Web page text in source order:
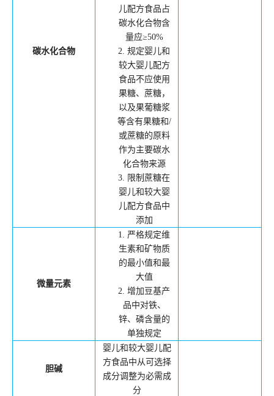
碳水化合物
儿配方食品占
碳水化合物含
量应≥50%
2. 规定婴儿和
较大婴儿配方
食品不应使用
果糖、蔗糖，
以及果葡糖浆
等含有果糖和/
或蔗糖的原料
作为主要碳水
化合物来源
3. 限制蔗糖在
婴儿和较大婴
儿配方食品中
添加
微量元素
1. 严格规定维
生素和矿物质
的最小值和最
大值
2. 增加豆基产
品中对铁、
锌、磷含量的
单独规定
胆碱
婴儿和较大婴儿配
方食品中从可选择
成分调整为必需成
分